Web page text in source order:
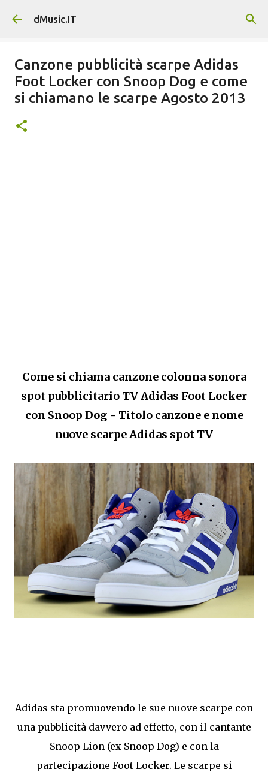
Passa ai contenuti principali
dMusic.IT
Canzone pubblicità scarpe Adidas
Foot Locker con Snoop Dog e come
si chiamano le scarpe Agosto 2013
Come si chiama canzone colonna sonora
spot pubblicitario TV Adidas Foot Locker
con Snoop Dog - Titolo canzone e nome
nuove scarpe Adidas spot TV
Adidas sta promuovendo le sue nuove scarpe con
una pubblicità davvero ad effetto, con il cantante
Snoop Lion (ex Snoop Dog) e con la
partecipazione Foot Locker. Le scarpe si